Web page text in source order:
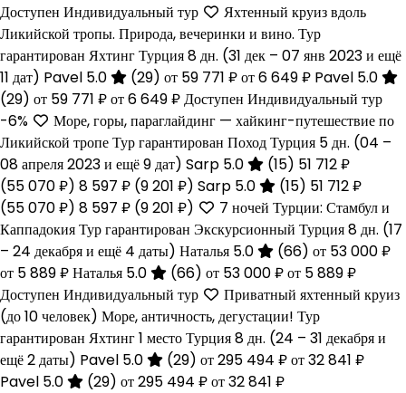
Доступен Индивидуальный тур
Яхтенный круиз вдоль
Ликийской тропы. Природа, вечеринки и вино. Тур
гарантирован Яхтинг Турция8 дн. (31 дек – 07 янв 2023 и ещё
11 дат) Pavel 5.0 (29) от 59 771 ₽от 6 649 ₽ Pavel 5.0
(29) от 59 771 ₽от 6 649 ₽Доступен Индивидуальный тур
-6%
Море, горы, параглайдинг — хайкинг-путешествие по
Ликийской тропе Тур гарантирован Поход Турция 5 дн. (04 –
08 апреля 2023 и ещё 9 дат) Sarp 5.0 (15) 51 712 ₽
(55 070 ₽) 8 597 ₽ (9 201 ₽) Sarp 5.0 (15) 51 712 ₽
(55 070 ₽) 8 597 ₽ (9 201 ₽)
7 ночей Турции: Стамбул и
Каппадокия Тур гарантирован Экскурсионный Турция8 дн. (17
– 24 декабря и ещё 4 даты) Наталья 5.0 (66) от 53 000 ₽
от 5 889 ₽Наталья 5.0 (66) от 53 000 ₽от 5 889 ₽
Доступен Индивидуальный тур
Приватный яхтенный круиз
(до 10 человек) Море, античность, дегустации! Тур
гарантирован Яхтинг 1 место Турция8 дн. (24 – 31 декабря и
ещё 2 даты) Pavel 5.0 (29) от 295 494 ₽от 32 841 ₽
Pavel 5.0
(29) от 295 494 ₽от 32 841 ₽